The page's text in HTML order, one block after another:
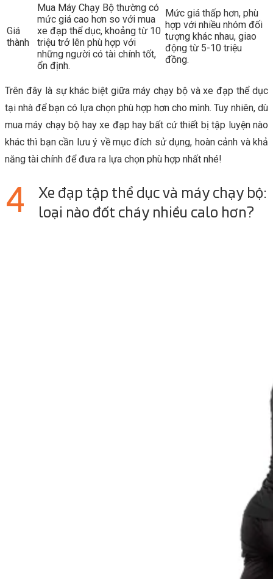
Giá
thành
Mua Máy Chạy Bộ thường có
mức giá cao hơn so với mua
xe đạp thể dục, khoảng từ 10
triệu trở lên phù hợp với
những người có tài chính tốt,
ổn định.
Mức giá thấp hơn, phù
hợp với nhiều nhóm đối
tượng khác nhau, giao
động từ 5-10 triệu
đồng.
Trên đây là sự khác biệt giữa máy chạy bộ và xe đạp thể dục
tại nhà để bạn có lựa chọn phù hợp hơn cho mình. Tuy nhiên, dù
mua máy chạy bộ hay xe đạp hay bất cứ thiết bị tập luyện nào
khác thì bạn cần lưu ý về mục đích sử dụng, hoàn cảnh và khả
năng tài chính để đưa ra lựa chọn phù hợp nhất nhé!
Xe đạp tập thể dục và máy chạy bộ:
loại nào đốt cháy nhiều calo hơn?